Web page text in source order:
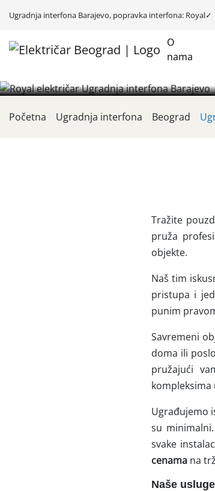
Ugradnja interfona Barajevo, popravka interfona: Royal✓
O
nama
Početna Ugradnja interfona Beograd
Tražite
pruža
objekte.
Naš tim
pristupa i
punim
Savremeni
doma ili
pružajući
kompleksima
Ugrađujemo
su
svake
cenama na
Naše usluge